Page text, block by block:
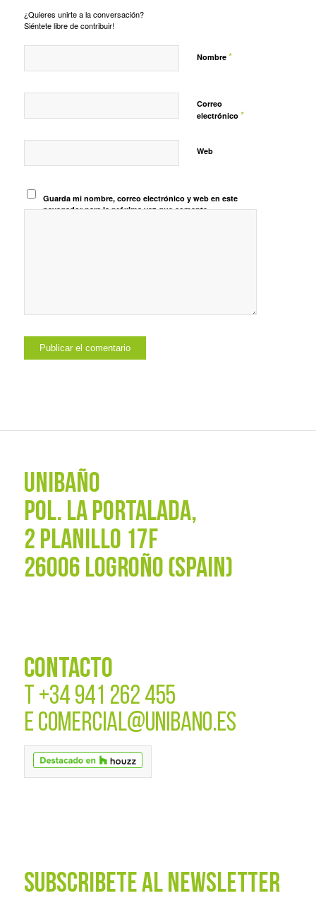
¿Quieres unirte a la conversación?
Siéntete libre de contribuir!
Nombre *
Correo
electrónico *
Web
Guarda mi nombre, correo electrónico y web en este
navegador para la próxima vez que comente.
UNIBAÑO
POL. La Portalada,
2 PLANILLO 17F
26006 LOGROÑO (SPAIN)
CONTACTO
T +34 941 262 455
E COMERCIAL@UNIBANO.ES
SUBSCRÍBETE AL NEWSLETTER